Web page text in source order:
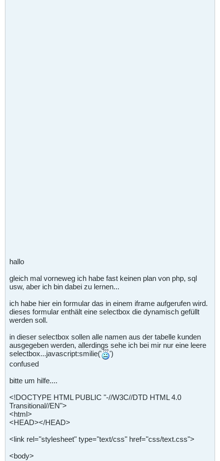
hallo
gleich mal vorneweg ich habe fast keinen plan von php, sql
usw, aber ich bin dabei zu lernen...
ich habe hier ein formular das in einem iframe aufgerufen wird.
dieses formular enthält eine selectbox die dynamisch gefüllt
werden soll.
in dieser selectbox sollen alle namen aus der tabelle kunden
ausgegeben werden, allerdings sehe ich bei mir nur eine leere
selectbox...javascript:smilie('
')
confused
bitte um hilfe....
<!DOCTYPE HTML PUBLIC "-//W3C//DTD HTML 4.0
Transitional//EN">
<html>
<HEAD></HEAD>
<link rel="stylesheet" type="text/css" href="css/text.css">
<body>